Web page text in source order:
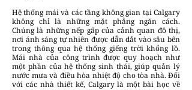
Hệ thống mái và các tầng không gian tại Calgary
không chỉ là những mặt phẳng ngăn cách.
Chúng là những nếp gấp của cảnh quan đô thị,
nơi ánh sáng tự nhiên được dẫn dắt vào sâu bên
trong thông qua hệ thống giếng trời khổng lồ.
Mái nhà của công trình được quy hoạch như
một phần của hệ thống sinh thái, giúp quản lý
nước mưa và điều hòa nhiệt độ cho tòa nhà. Đối
với các nhà thiết kế, Calgary là một bài học về